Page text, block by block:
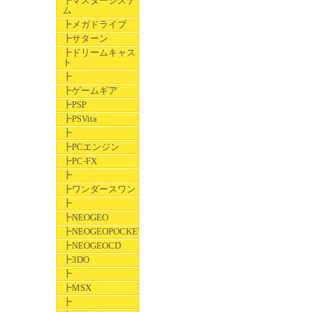
ム
┣メガドライブ
┣サターン
┣ドリームキャス
ト
┣
┣ゲームギア
┣PSP
┣PSVita
┣
┣PCエンジン
┣PC-FX
┣
┣ワンダースワン
┣
┣NEOGEO
┣NEOGEOPOCKET
┣NEOGEOCD
┣3DO
┣
┣MSX
┣